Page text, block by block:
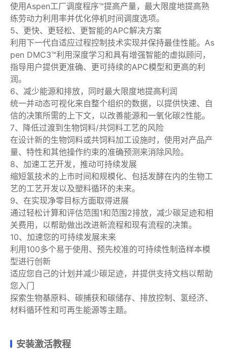
使用Aspen工厂调度程序™提高产量，最大限度地提高熟
练劳动力利用率并优化停机时间调度选项。
5、更快、更轻松、更智能的APC解决方案
利用下一代自适应过程控制技术实现并保持最佳性能。As
pen DMC3™利用深度学习和具有增强智能的虚拟顾问，
指导用户提供更准确、更可持续的APC模型和更高的利
润。
6、减少能源和排放，同时最大限度地提高利润
统一并动态可视化来自整个组织的数据，以提供快速、自
信的决策所需的上下文，以改善能源和一氧化碳2性能。
7、降低过渡到生物饲料/共饲料工艺的风险
在设计新的生物饲料或共饲料加工设施时，使用对产品产
量、特性和其他操作约束的准确预测来消除风险。
8、加速工艺开发，推动可持续发展
缩短氢技术的上市时间和规模化、包括发酵在内的生物工
艺的工艺开发以及塑料循环的未来。
9、在实现净零目标方面取得进展
通过轻松计算和评估范围1和范围2排放，减少碳足迹和相
关费用，以帮助做出改进新流程和现有流程的决策。
10、加速您的可持续发展未来
利用100多个易于使用、预先校准的可持续性制造样本模
型进行创新
适应您自己的计划并减少碳足迹，并提供支持文档以帮助
您入门
探索生物基原料、碳捕获和碳储存、排放控制、氢经济、
材料循环性和可再生能源等主题。
安装激活教程